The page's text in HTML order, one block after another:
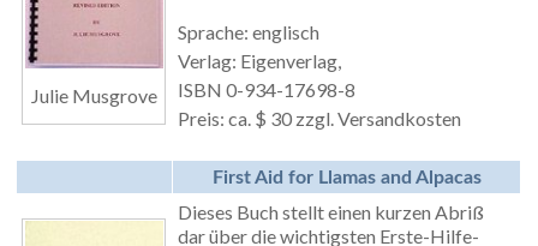
Julie Musgrove
Sprache: englisch
Verlag: Eigenverlag,
ISBN 0-934-17698-8
Preis: ca. $ 30 zzgl. Versandkosten
First Aid for Llamas and Alpacas
Dieses Buch stellt einen kurzen Abriß
dar über die wichtigsten Erste-Hilfe-